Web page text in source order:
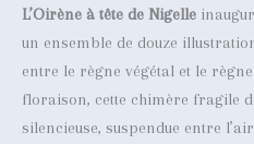
l
a
g
e
d
L’Oirène à tête de Nigelle
un ensemble de douze
entre le règne végétal et le
floraison, cette chimère fragile
silencieuse, suspendue entre l’air